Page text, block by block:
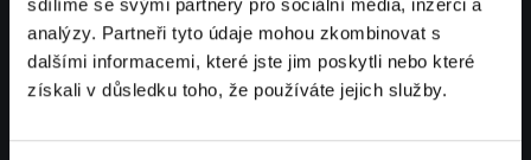
analýzy. Partneři tyto údaje mohou zkombinovat s
dalšími informacemi, které jste jim poskytli nebo které
získali v důsledku toho, že používáte jejich služby.